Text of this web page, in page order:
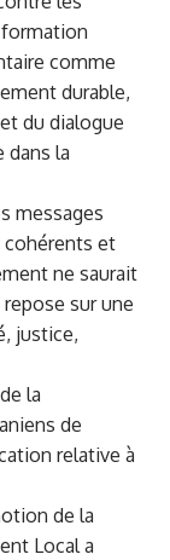
comme
durable,
du dialogue
la
messages
et
ne saurait
sur une
justice,
la
de
relative à
de la
Local a